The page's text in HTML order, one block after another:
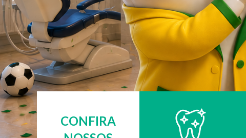
CONFIRA